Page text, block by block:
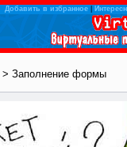
Добавить в избранное|
> Заполнение формы